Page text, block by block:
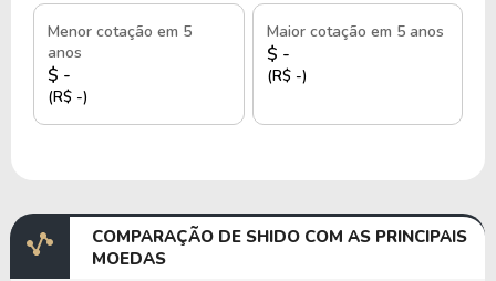
Menor cotação em 5
anos
$ -
(R$ -)
Maior cotação em 5 anos
$ -
(R$ -)
COMPARAÇÃO DE SHIDO COM AS PRINCIPAIS
MOEDAS